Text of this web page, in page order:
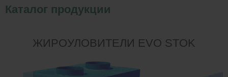
Каталог продукции
ЖИРОУЛОВИТЕЛИ EVO STOK